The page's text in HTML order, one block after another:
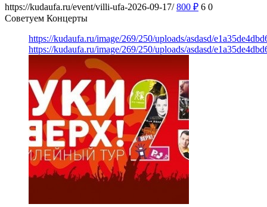
https://kudaufa.ru/event/villi-ufa-2026-09-17/ 800 ₽ 6 0
Советуем Концерты
https://kudaufa.ru/image/269/250/uploads/asdasd/
https://kudaufa.ru/image/269/250/uploads/asdasd/